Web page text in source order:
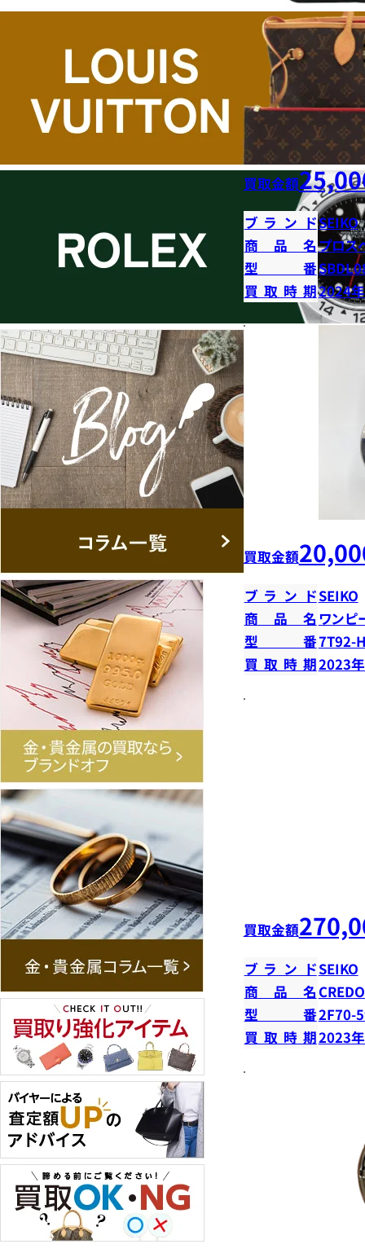
買取金額
ブランドSEIKO
商品名プロス
型番
買取時期2024
買取金額
ブランドSEIKO
商品名 ワンピ
型番7T92-
買取時期2023
買取金額
ブランドSEIKO
商品名
型番2F70-
買取時期2023